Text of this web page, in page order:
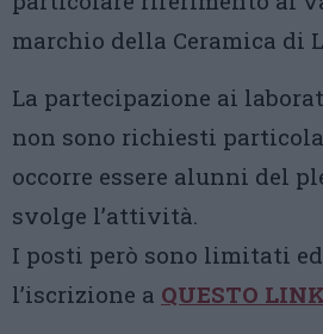
marchio della Ceramica di
La partecipazione ai
non sono richiesti
occorre essere alunni del
svolge l’attività.
I posti però sono limitati ed
l’iscrizione a QUESTO